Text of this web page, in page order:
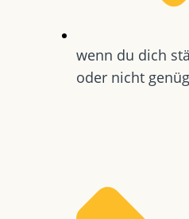
wenn du dich
oder nicht